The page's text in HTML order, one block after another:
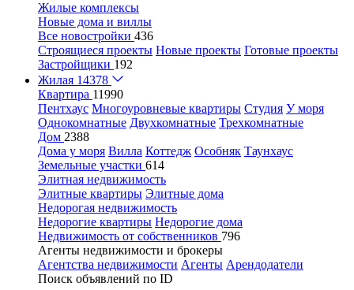
Жилые комплексы
Новые дома и виллы
Все новостройки 436
Строящиеся проекты Новые проекты Готовые проекты
Застройщики 192
Жилая 14378
Квартира 11990
Пентхаус Многоуровневые квартиры Студия У моря
Однокомнатные Двухкомнатные Трехкомнатные
Дом 2388
Дома у моря Вилла Коттедж Особняк Таунхаус
Земельные участки 614
Элитная недвижимость
Элитные квартиры Элитные дома
Недорогая недвижимость
Недорогие квартиры Недорогие дома
Недвижимость от собственников 796
Агенты недвижимости и брокеры
Агентства недвижимости Агенты Арендодатели
Поиск объявлений по ID